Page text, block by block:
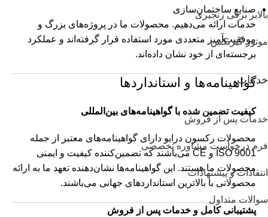
صنایع ساختمان‌سازی
خدمات ارائه می‌دهیم. محصولات ما در پروژه‌های بزرگ و
موفقیت‌آمیز متعددی مورد استفاده قرار گرفته‌اند و عملکرد
برجسته‌ای از خود نشان داده‌اند.
گواهینامه‌ها و استانداردها
کیفیت تضمین شده با گواهینامه‌های بین‌المللی
محصولات رکسون درایو دارای گواهینامه‌های معتبر از جمله
ISO 9001 و CE می‌باشند که تضمین‌کننده کیفیت و ایمنی
محصولات ما هستند. این گواهینامه‌ها نشان‌دهنده تعهد ما به ارائه
محصولاتی با بالاترین استانداردهای جهانی می‌باشند.
پشتیبانی کامل و خدمات پس از فروش
بالابر برقی زنجیری
موتور گیربکس
خدمات
خدمات پس از فروش
فرم درخواست مشاوره تخصصی
انتقادات و پیشنهادات
سوالات متداول